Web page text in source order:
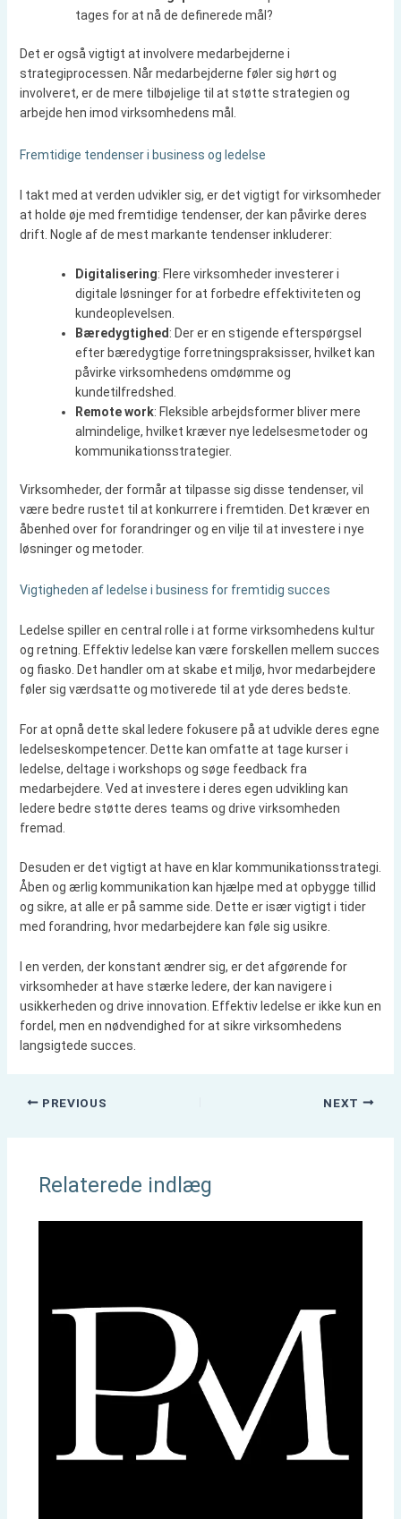
tages for at nå de definerede mål?
Det er også vigtigt at involvere medarbejderne i
strategiprocessen. Når medarbejderne føler sig hørt og
involveret, er de mere tilbøjelige til at støtte strategien og
arbejde hen imod virksomhedens mål.
Fremtidige tendenser i business og ledelse
I takt med at verden udvikler sig, er det vigtigt for virksomheder
at holde øje med fremtidige tendenser, der kan påvirke deres
drift. Nogle af de mest markante tendenser inkluderer:
Digitalisering: Flere virksomheder investerer i
digitale løsninger for at forbedre effektiviteten og
kundeoplevelsen.
Bæredygtighed : Der er en stigende efterspørgsel
efter bæredygtige forretningspraksisser, hvilket kan
påvirke virksomhedens omdømme og
kundetilfredshed.
Remote work: Fleksible arbejdsformer bliver mere
almindelige, hvilket kræver nye ledelsesmetoder og
kommunikationsstrategier.
Virksomheder, der formår at tilpasse sig disse tendenser, vil
være bedre rustet til at konkurrere i fremtiden. Det kræver en
åbenhed over for forandringer og en vilje til at investere i nye
løsninger og metoder.
Vigtigheden af ledelse i business for fremtidig succes
Ledelse spiller en central rolle i at forme virksomhedens kultur
og retning. Effektiv ledelse kan være forskellen mellem succes
og fiasko. Det handler om at skabe et miljø, hvor medarbejdere
føler sig værdsatte og motiverede til at yde deres bedste.
For at opnå dette skal ledere fokusere på at udvikle deres egne
ledelseskompetencer. Dette kan omfatte at tage kurser i
ledelse, deltage i workshops og søge feedback fra
medarbejdere. Ved at investere i deres egen udvikling kan
ledere bedre støtte deres teams og drive virksomheden
fremad.
Desuden er det vigtigt at have en klar kommunikationsstrategi.
Åben og ærlig kommunikation kan hjælpe med at opbygge tillid
og sikre, at alle er på samme side. Dette er især vigtigt i tider
med forandring, hvor medarbejdere kan føle sig usikre.
I en verden, der konstant ændrer sig, er det afgørende for
virksomheder at have stærke ledere, der kan navigere i
usikkerheden og drive innovation. Effektiv ledelse er ikke kun en
fordel, men en nødvendighed for at sikre virksomhedens
langsigtede succes.
PREVIOUS NEXT
Relaterede indlæg